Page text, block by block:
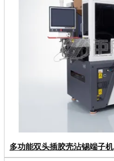
多功能双头插胶壳沾锡端子机